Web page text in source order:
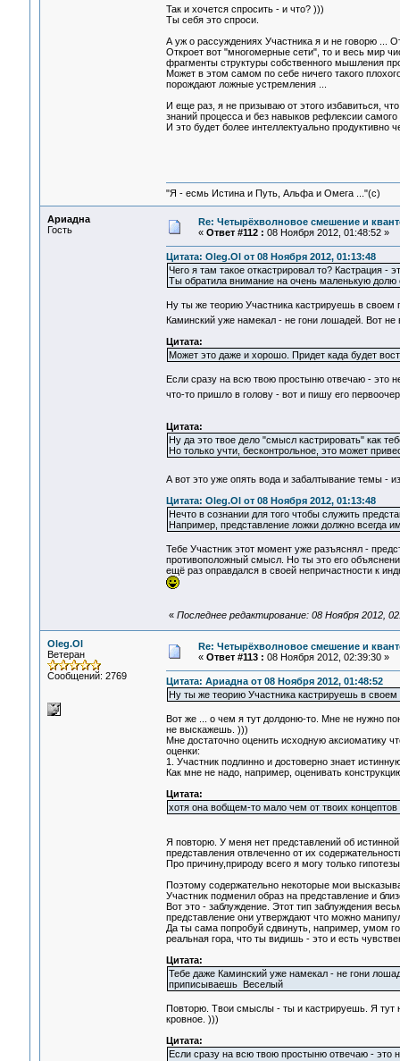
Так и хочется спросить - и что? )))
Ты себя это спроси.
А уж о рассуждениях Участника я и не говорю ...
Откроет вот "многомерные сети", то и весь мир
фрагменты структуры собственного мышления
Может в этом самом по себе ничего такого
порождают ложные устремления ...
И еще раз, я не призываю от этого избавиться,
знаний процесса и без навыков рефлексии
И это будет более интеллектуально продуктивно
"Я - есмь Истина и Путь, Альфа и Омега ..."(с)
Ариадна
Гость
Re: Четырёхволновое смешение и
« Ответ #112 : 08 Ноября 2012, 01:48:52 »
Цитата: Oleg.Ol от 08 Ноября 2012, 01:13:48
Чего я там такое откастрировал то? Кастрация -
Ты обратила внимание на очень маленькую
Ну ты же теорию Участника кастрируешь в своем
Каминский уже намекал - не гони лошадей. Вот
Цитата:
Может это даже и хорошо. Придет када будет
Если сразу на всю твою простыню отвечаю - это
что-то пришло в голову - вот и пишу его
Цитата:
Ну да это твое дело "смысл кастрировать" как
Но только учти, бесконтрольное, это может
А вот это уже опять вода и забалтывание темы -
Цитата: Oleg.Ol от 08 Ноября 2012, 01:13:48
Нечто в сознании для того чтобы служить
Например, представление ложки должно всегда
Тебе Участник этот момент уже разъяснял -
противоположный смысл. Но ты это его
ещё раз оправдался в своей непричастности к
« Последнее редактирование: 08 Ноября 2012,
Oleg.Ol
Ветеран
Сообщений: 2769
Re: Четырёхволновое смешение и
« Ответ #113 : 08 Ноября 2012, 02:39:30 »
Цитата: Ариадна от 08 Ноября 2012, 01:48:52
Ну ты же теорию Участника кастрируешь в
Вот же ... о чем я тут долдоню-то. Мне не нужно
не выскажешь. )))
Мне достаточно оценить исходную аксиоматику
оценки:
1. Участник подлинно и достоверно знает
Как мне не надо, например, оценивать
Цитата:
хотя она вобщем-то мало чем от твоих концептов
Я повторю. У меня нет представлений об
представления отвлеченно от их
Про причину,природу всего я могу только
Поэтому содержательно некоторые мои
Участник подменил образ на представление и
Вот это - заблуждение. Этот тип заблуждения
представление они утверждают что можно
Да ты сама попробуй сдвинуть, например, умом
реальная гора, что ты видишь - это и есть
Цитата:
Тебе даже Каминский уже намекал - не гони
приписываешь Веселый
Повторю. Твои смыслы - ты и кастрируешь. Я тут
кровное. )))
Цитата:
Если сразу на всю твою простыню отвечаю - это